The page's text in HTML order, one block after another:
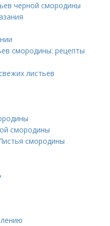
черной смородины
смородины: рецепты
листьев
смородины
смородины